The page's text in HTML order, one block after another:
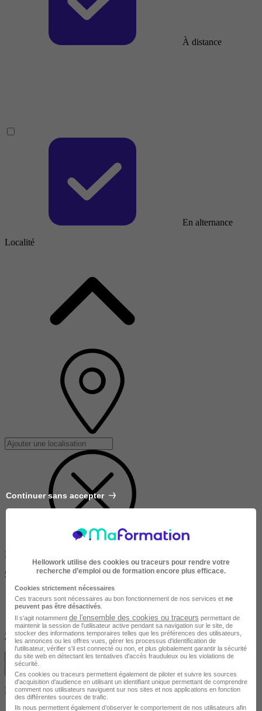
À distance
En alternance
Localité
Dans un rayon de
50km
10km
200km
Effacer
Durée de la formation
Continuer sans accepter
Hellowork utilise des cookies ou traceurs pour rendre votre
recherche d’emploi ou de formation encore plus efficace.
Cookies strictement nécessaires
Ces traceurs sont nécessaires au bon fonctionnement de nos services et ne
peuvent pas être désactivés
Il s'agit notamment de l'ensemble des cookies ou traceurs permettant de
maintenir la session de l'utilisateur active pendant sa navigation sur le site, de
stocker des informations temporaires telles que les préférences des utilisateurs,
les annonces ou les offres vues, gérer les processus d'identification de
l'utilisateur, vérifier s'il est connecté ou non, et plus globalement garantir la sécurité
du site web en détectant les tentatives d'accès frauduleux ou les violations de
sécurité.
Ces cookies ou traceurs permettent également de piloter et suivre les sources
d'acquisition d'audience en utilisant un identifiant unique permettant de comprendre
comment nos utilisateurs naviguent sur nos sites et nos applications en fonction
des différentes sources de trafic.
Ils nous permettent également d’observer le comportement de nos utilisateurs afin